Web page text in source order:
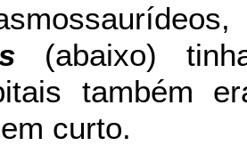
(abaixo)
também
curto.